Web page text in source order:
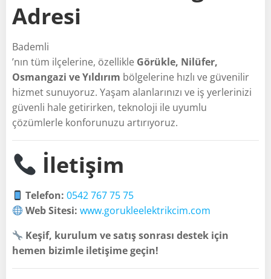
Adresi
Bademli
’nın tüm ilçelerine, özellikle Görükle, Nilüfer,
Osmangazi ve Yıldırım bölgelerine hızlı ve güvenilir
hizmet sunuyoruz. Yaşam alanlarınızı ve iş yerlerinizi
güvenli hale getirirken, teknoloji ile uyumlu
çözümlerle konforunuzu artırıyoruz.
İletişim
Telefon: 0542 767 75 75
Web Sitesi: www.gorukleelektrikcim.com
Keşif, kurulum ve satış sonrası destek için
hemen bizimle iletişime geçin!